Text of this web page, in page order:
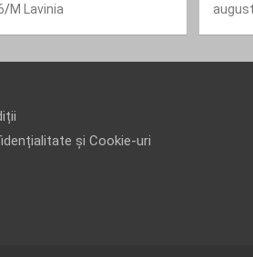
M Lavinia
și Cookie-uri